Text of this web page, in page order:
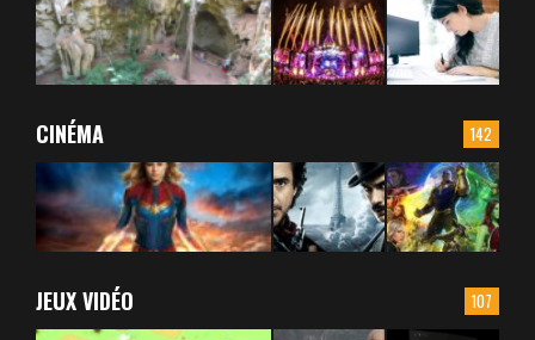
142
CINÉMA
107
JEUX VIDÉO